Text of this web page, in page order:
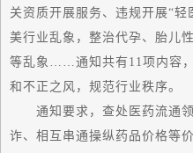
关资质开展服务、违规开展“
美行业乱象，整治代孕、胎儿
等乱象……通知共有11项内容
和不正之风，规范行业秩序。
通知要求，查处医药流通领
诈、相互串通操纵药品价格等